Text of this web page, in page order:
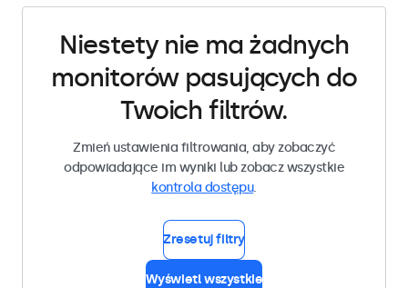
Niestety nie ma żadnych
monitorów pasujących do
Twoich filtrów.
Zmień ustawienia filtrowania, aby zobaczyć
odpowiadające im wyniki lub zobacz wszystkie
kontrola dostępu.
Zresetuj filtry
Wyświetl wszystkie